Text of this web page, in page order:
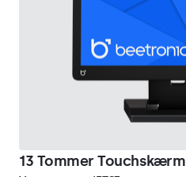
13 Tommer Touchskærm